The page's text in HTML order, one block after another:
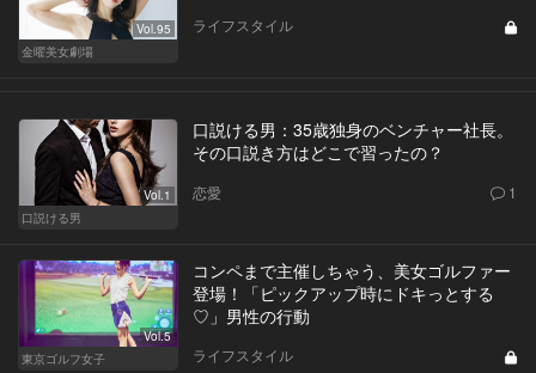
Vol.95
金曜美女劇場
ライフスタイル
Vol.1
口説ける男
口説ける男：35歳独身のベンチャー社長。
その口説き方はどこで習ったの？
恋愛 1
Vol.5
東京ゴルフ女子
コンペまで主催しちゃう、美女ゴルファー
登場！「ピックアップ時にドキっとする
♡」男性の行動
ライフスタイル